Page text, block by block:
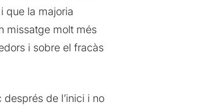
que la majoria
missatge molt més
i sobre el fracàs
de l’inici i no